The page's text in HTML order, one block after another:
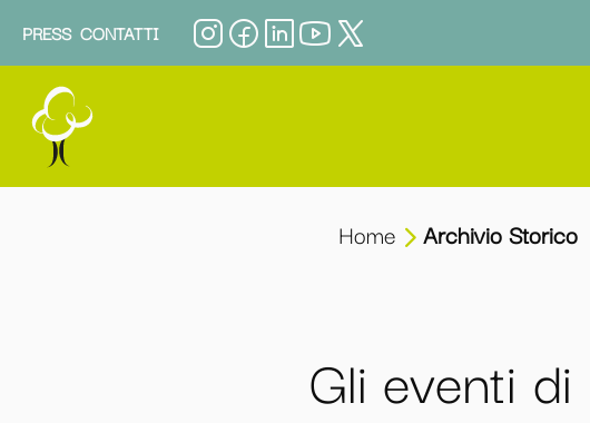
PRESS CONTATTI
Home Archivio Storico
Gli eventi di